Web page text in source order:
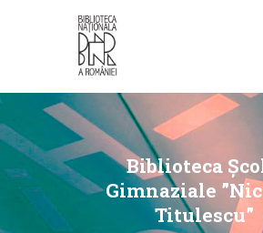
Biblioteca
Gimnaziale
Titulescu”
DESPRE NOI
PERMISUL MEU DE
BIBLIOTECĂ
CATALOAGE ȘI